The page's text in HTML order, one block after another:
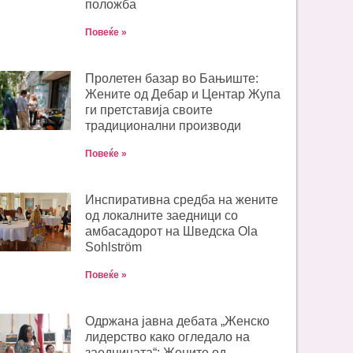
положба
Повеќе »
Пролетен базар во Бањиште:
Жените од Дебар и Центар Жупа
ги претставија своите
традиционални производи
Повеќе »
Инспиративна средба на жените
од локалните заедници со
амбасадорот на Шведска Ola
Sohlström
Повеќе »
Одржана јавна дебата „Женско
лидерство како огледало на